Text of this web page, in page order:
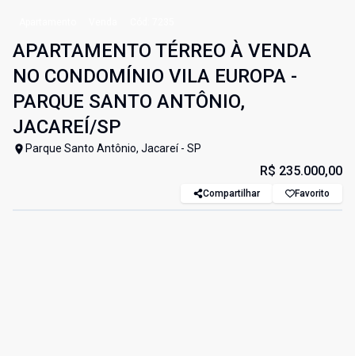
APARTAMENTO TÉRREO À VENDA
NO CONDOMÍNIO VILA EUROPA -
PARQUE SANTO ANTÔNIO,
JACAREÍ/SP
Parque Santo Antônio, Jacareí - SP
R$ 235.000,00
Compartilhar Favorito